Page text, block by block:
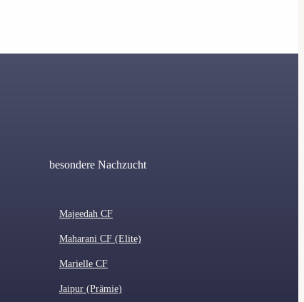
besondere Nachzucht
Majeedah CF
Maharani CF (Elite)
Marielle CF
Jaipur (Prämie)